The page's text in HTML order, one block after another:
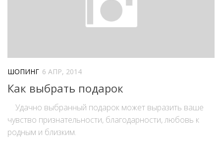
ШОПИНГ 6 АПР, 2014
Как выбрать подарок
Удачно выбранный подарок может выразить ваше
чувство признательности, благодарности, любовь к
родным и близким.